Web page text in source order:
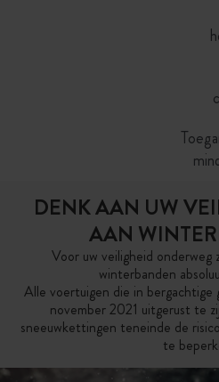
DENK AAN UW
AAN
Voor uw veiligheid
winterbanden
Alle voertuigen die in bergachtige
november 2021 uitgerust te
sneeuwkettingen teneinde de
te